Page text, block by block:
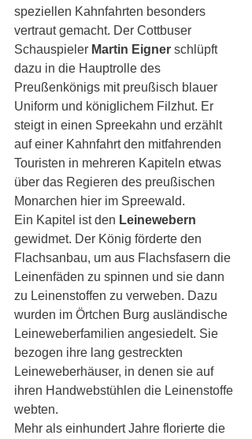
speziellen Kahnfahrten besonders
vertraut gemacht. Der Cottbuser
Schauspieler Martin Eigner schlüpft
dazu in die Hauptrolle des
Preußenkönigs mit preußisch blauer
Uniform und königlichem Filzhut. Er
steigt in einen Spreekahn und erzählt
auf einer Kahnfahrt den mitfahrenden
Touristen in mehreren Kapiteln etwas
über das Regieren des preußischen
Monarchen hier im Spreewald.
Ein Kapitel ist den Leinewebern
gewidmet. Der König förderte den
Flachsanbau, um aus Flachsfasern die
Leinenfäden zu spinnen und sie dann
zu Leinenstoffen zu verweben. Dazu
wurden im Örtchen Burg ausländische
Leineweberfamilien angesiedelt. Sie
bezogen ihre lang gestreckten
Leineweberhäuser, in denen sie auf
ihren Handwebstühlen die Leinenstoffe
webten.
Mehr als einhundert Jahre florierte die